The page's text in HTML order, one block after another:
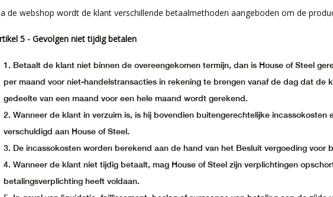
de webshop wordt de klant verschillende betaalmethoden aangeboden om de
5 - Gevolgen niet tijdig betalen
Betaalt de klant niet binnen de overeengekomen termijn, dan is House of Steel
per maand voor niet-handelstransacties in rekening te brengen vanaf de dag dat de
gedeelte van een maand voor een hele maand wordt gerekend.
Wanneer de klant in verzuim is, is hij bovendien buitengerechtelijke incassokosten
verschuldigd aan House of Steel.
De incassokosten worden berekend aan de hand van het Besluit vergoeding voor
Wanneer de klant niet tijdig betaalt, mag House of Steel zijn verplichtingen
betalingsverplichting heeft voldaan.